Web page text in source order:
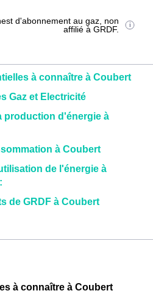
d'abonnement au gaz, non
affilié à GRDF.
à connaître à Coubert
Gaz et Electricité
production d'énergie à
à Coubert
de l'énergie à
de GRDF à Coubert
à connaître à Coubert